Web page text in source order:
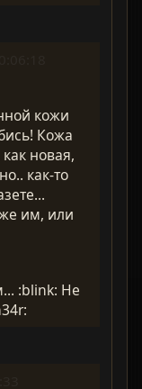
кожи
Кожа
новая,
как-то
им, или
:blink: Не